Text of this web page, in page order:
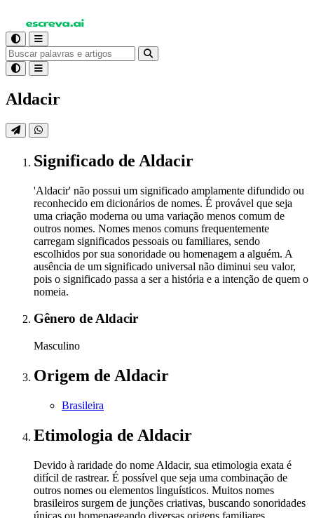
Aldacir
Significado de Aldacir
'Aldacir' não possui um significado amplamente difundido ou
reconhecido em dicionários de nomes. É provável que seja
uma criação moderna ou uma variação menos comum de
outros nomes. Nomes menos comuns frequentemente
carregam significados pessoais ou familiares, sendo
escolhidos por sua sonoridade ou homenagem a alguém. A
ausência de um significado universal não diminui seu valor,
pois o significado passa a ser a história e a intenção de quem o
nomeia.
Gênero de Aldacir
Masculino
Origem de Aldacir
Brasileira
Etimologia de Aldacir
Devido à raridade do nome Aldacir, sua etimologia exata é
difícil de rastrear. É possível que seja uma combinação de
outros nomes ou elementos linguísticos. Muitos nomes
brasileiros surgem de junções criativas, buscando sonoridades
únicas ou homenageando diversas origens familiares.